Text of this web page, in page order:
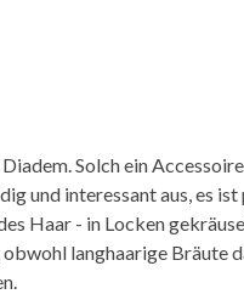
Solch ein
und interessant aus, es
Haar - in Locken
langhaarige Bräute